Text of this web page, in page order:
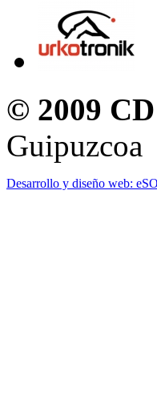
© 2009
Guipuzcoa
Desarrollo y diseño web: